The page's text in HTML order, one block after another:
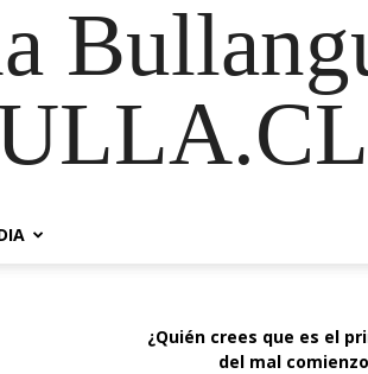
¿Quién crees que es el
del mal